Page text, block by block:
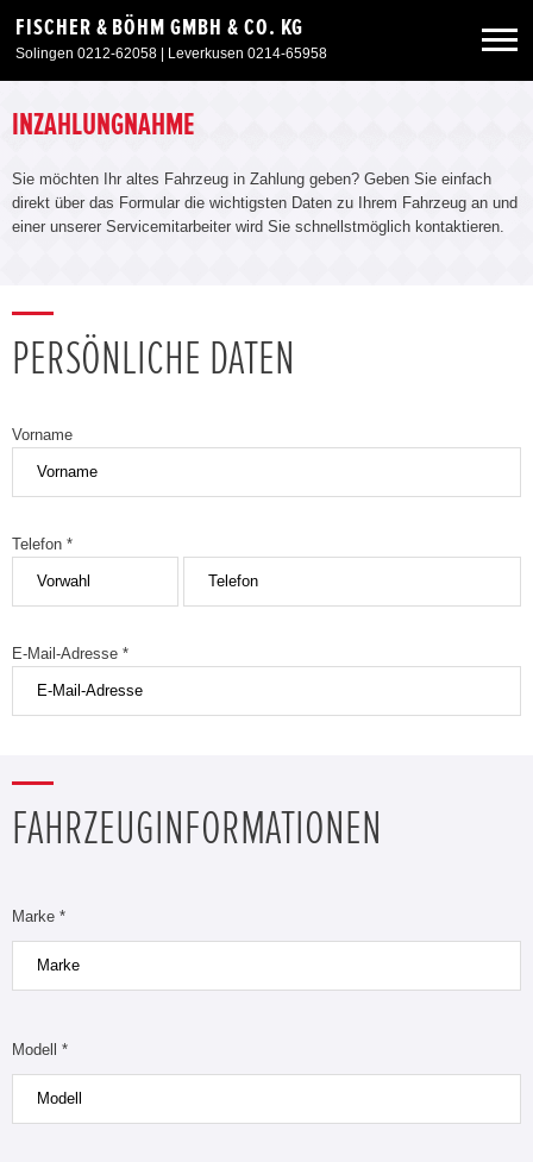
FISCHER & BÖHM GMBH & CO. KG
Solingen 0212-62058 | Leverkusen 0214-65958
Neuwagen
Gebrauchtwagen
Service & Zubehör
INZAHLUNGNAHME
Sie möchten Ihr altes Fahrzeug in Zahlung geben? Geben Sie einfach
direkt über das Formular die wichtigsten Daten zu Ihrem Fahrzeug an und
einer unserer Servicemitarbeiter wird Sie schnellstmöglich kontaktieren.
PERSÖNLICHE DATEN
Vorname
Telefon *
E-Mail-Adresse *
FAHRZEUGINFORMATIONEN
Marke *
Modell *